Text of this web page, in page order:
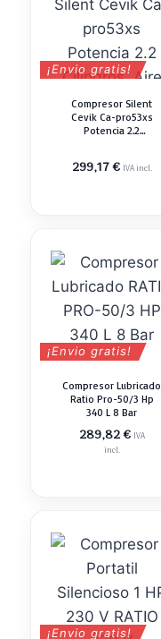
¡Envio gratis!
Compresor Silent
Cevik Ca-pro53xs
Potencia 2.2
Depósito 50 Litros
299,17€ IVA incl.
¡Envio gratis!
Compresor Lubricado
Ratio Pro-50/3 Hp
340 L 8 Bar
289,82€ IVA
incl.
¡Envio gratis!